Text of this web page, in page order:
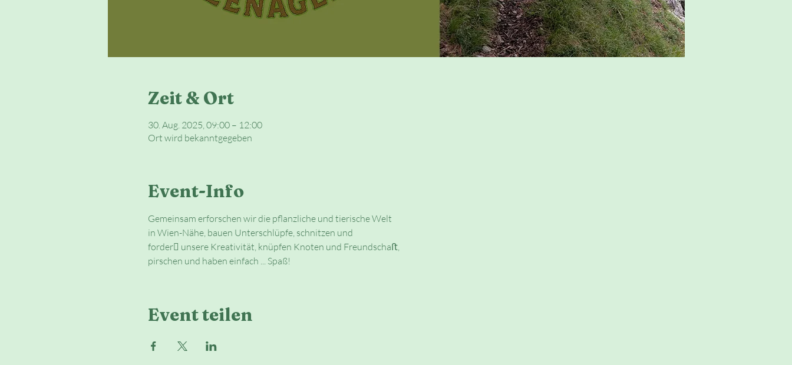
Zeit & Ort
30. Aug. 2025, 09:00 – 12:00
Ort wird bekanntgegeben
Event-Info
Gemeinsam erforschen wir die pflanzliche und tierische Welt
in Wien-Nähe, bauen Unterschlüpfe, schnitzen und
forder􀂛 unsere Kreativität, knüpfen Knoten und Freundschaﬅ,
pirschen und haben einfach ... Spaß!
Event teilen